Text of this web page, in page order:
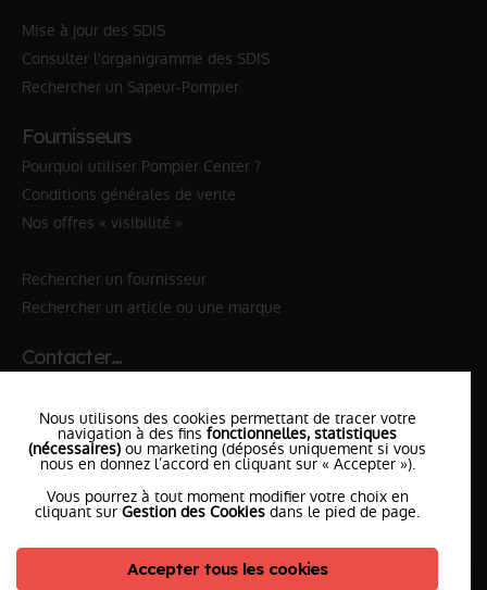
Mise à jour des SDIS
Consulter l'organigramme des SDIS
Rechercher un Sapeur-Pompier
Fournisseurs
Pourquoi utiliser Pompier Center ?
Conditions générales de vente
Nos offres « visibilité »
Rechercher un fournisseur
Rechercher un article ou une marque
Contacter…
✆ 18№National Sapeurs-Pompiers
le SDISle plus proche
l'équipePompierCenter
Nous utilisons des cookies permettant de tracer votre
navigation à des fins fonctionnelles, statistiques
(nécessaires) ou marketing (déposés uniquement si vous
nous en donnez l’accord en cliquant sur « Accepter »).
Vous pourrez à tout moment modifier votre choix en
cliquant sur Gestion des Cookies dans le pied de page.
Accepter tous les cookies